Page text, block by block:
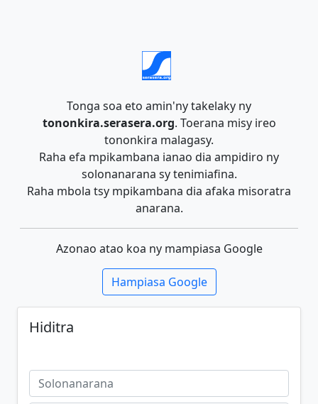
Tonga soa eto amin'ny takelaky ny
tononkira.serasera.org. Toerana misy ireo
tononkira malagasy.
Raha efa mpikambana ianao dia ampidiro ny
solonanarana sy tenimiafina.
Raha mbola tsy mpikambana dia afaka misoratra
anarana.
Azonao atao koa ny mampiasa Google
Hampiasa Google
Hiditra